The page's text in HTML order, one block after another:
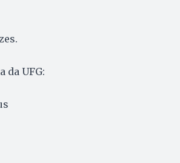
da UFG: